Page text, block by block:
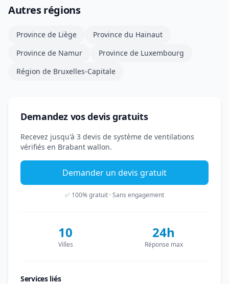
Autres régions
Province de Liège
Province du Hainaut
Province de Namur
Province de Luxembourg
Région de Bruxelles-Capitale
Demandez vos devis gratuits
Recevez jusqu'à 3 devis de système de ventilations
vérifiés en Brabant wallon.
Demander un devis gratuit
✅ 100% gratuit · Sans engagement
10
Villes
24h
Réponse max
Services liés